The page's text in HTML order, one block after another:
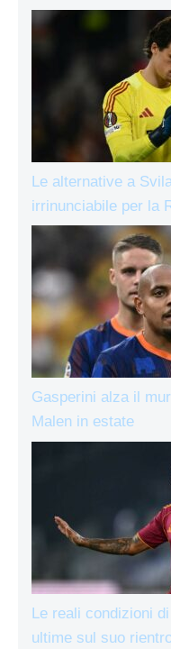
Le alternative a
irrinunciabile per la
Gasperini alza il
Malen in estate
Le reali condizioni
ultime sul suo